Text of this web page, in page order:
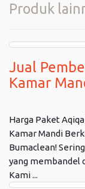
Produk
Jual
Kamar
Harga Paket
Kamar Mandi
Bumaclean!
yang membandel
Kami ...